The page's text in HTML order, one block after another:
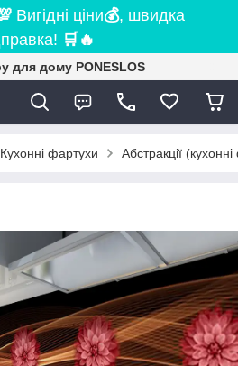
Вигідні ціни💰, швидка
🛒 🔥
для дому PONESLOS
Кухонні фартухи Абстракції